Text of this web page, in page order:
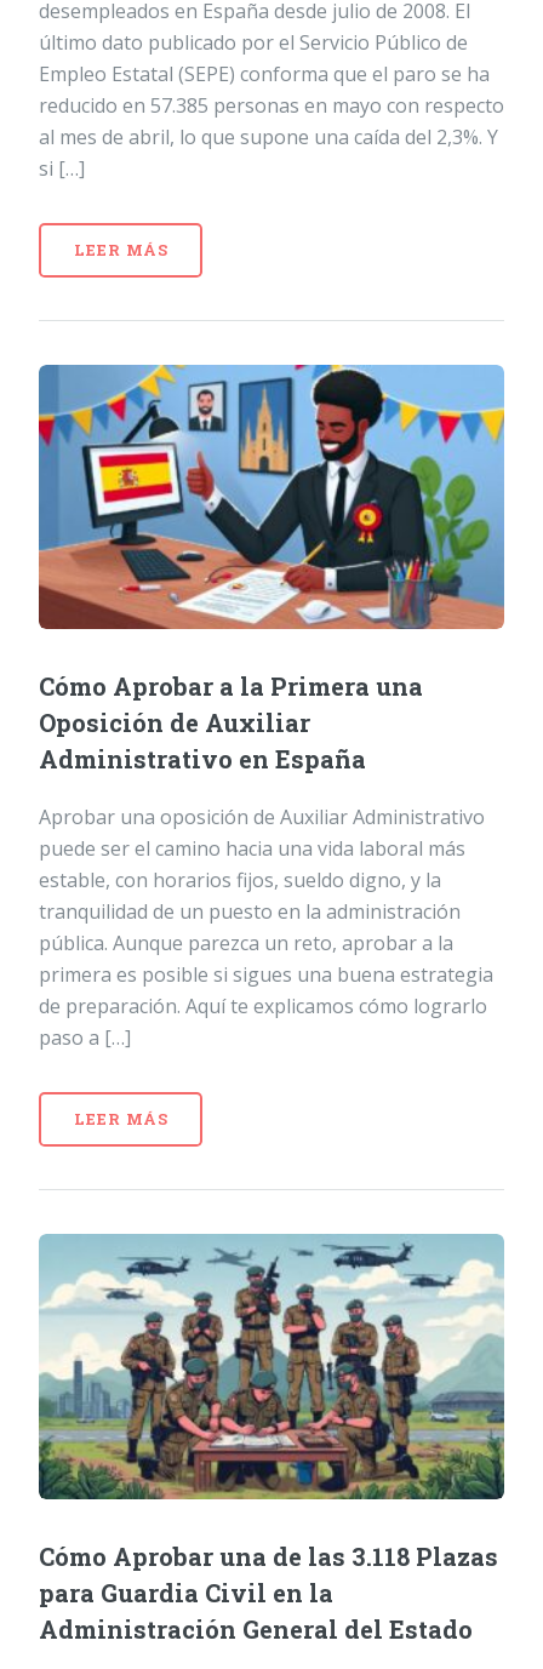
desempleados en España desde julio de 2008. El
último dato publicado por el Servicio Público de
Empleo Estatal (SEPE) conforma que el paro se ha
reducido en 57.385 personas en mayo con respecto
al mes de abril, lo que supone una caída del 2,3%. Y
si […]
LEER MÁS
Cómo Aprobar a la Primera una
Oposición de Auxiliar
Administrativo en España
Aprobar una oposición de Auxiliar Administrativo
puede ser el camino hacia una vida laboral más
estable, con horarios fijos, sueldo digno, y la
tranquilidad de un puesto en la administración
pública. Aunque parezca un reto, aprobar a la
primera es posible si sigues una buena estrategia
de preparación. Aquí te explicamos cómo lograrlo
paso a […]
LEER MÁS
Cómo Aprobar una de las 3.118 Plazas
para Guardia Civil en la
Administración General del Estado